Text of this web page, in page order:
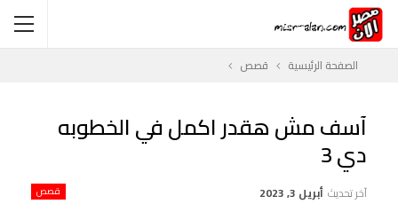
الصفحة الرئيسية قصص
آسف مش هقدر اكمل في الخطوبه
دي 3
قصص آخر تحديث أبريل 3, 2023